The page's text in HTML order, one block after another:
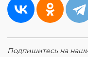
Подпишитесь на